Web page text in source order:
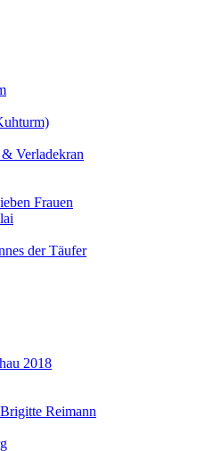
& Verladekran
Frauen
der Täufer
2018
Reimann